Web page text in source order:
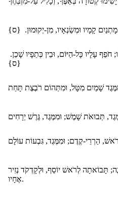
קָמָיו וּמְשַׂנְאָיו, מִן-יְקוּמוּן. {ס}
עָלָיו כָּל-הַיּוֹם, וּבֵין כְּתֵפָיו שָׁכֵן.
{ס}
תָּבוֹאתָה לְרֹאשׁ יוֹסֵף, וּלְקָדְקֹד נְזִיר
אֶחָיו.